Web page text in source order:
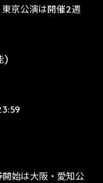
京公演は開催2週
)
始は大阪・愛知公